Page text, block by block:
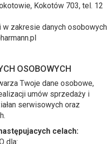
Kokotów 703, tel. 12
zakresie danych osobowych
OSOBOWYCH
Twoje dane osobowe,
umów sprzedaży i
serwisowych oraz
celach:
dla: